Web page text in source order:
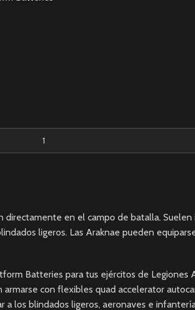
en el campo de batalla.
ligeros. Las Araknae pueden
Batteries para tus ejércitos de Legiones
con flexibles quad accelerator
los blindados ligeros, aeronaves e